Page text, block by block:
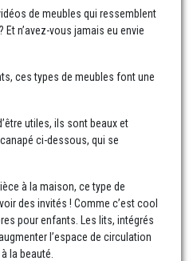
de meubles qui ressemblent
n’avez-vous jamais eu envie
ces types de meubles font une
utiles, ils sont beaux et
ci-dessous, qui se
à la maison, ce type de
des invités ! Comme c’est cool
pour enfants. Les lits, intégrés
l’espace de circulation
la beauté.